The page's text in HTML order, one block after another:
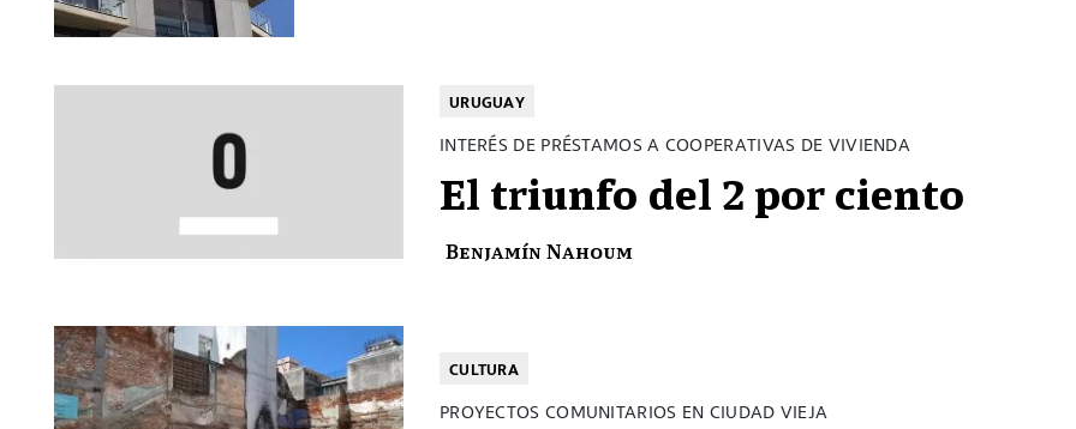
URUGUAY
INTERÉS DE PRÉSTAMOS A COOPERATIVAS DE VIVIENDA
El triunfo del 2 por ciento
Benjamín Nahoum
CULTURA
PROYECTOS COMUNITARIOS EN CIUDAD VIEJA